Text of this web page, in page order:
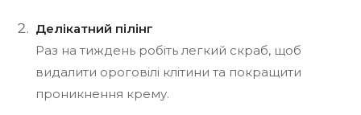
Делікатний пілінг
Раз на тиждень робіть легкий скраб, щоб
видалити ороговілі клітини та покращити
проникнення крему.